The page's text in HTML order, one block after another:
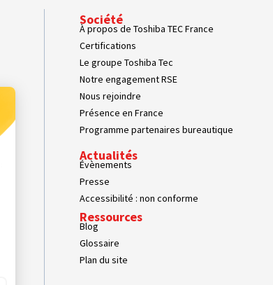
Société
À propos de Toshiba TEC France
Certifications
Le groupe Toshiba Tec
Notre engagement RSE
Nous rejoindre
Présence en France
Programme partenaires bureautique
Actualités
Évènements
Presse
Accessibilité : non conforme
Ressources
Blog
Glossaire
Plan du site